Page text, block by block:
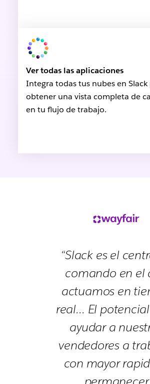
Ver todas las aplicaciones
Integra todas tus nubes en Slack
obtener una vista completa de
en tu flujo de trabajo.
“Slack es el
comando en el
actuamos en
real… El
ayudar a
vendedores a
con mayor